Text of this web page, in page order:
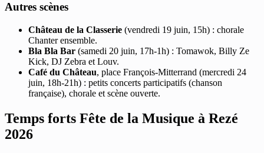
Autres scènes
Château de la Classerie (vendredi 19 juin, 15h) : chorale
Chanter ensemble.
Bla Bla Bar (samedi 20 juin, 17h-1h) : Tomawok, Billy Ze
Kick, DJ Zebra et Louv.
Café du Château, place François-Mitterrand (mercredi 24
juin, 18h-21h) : petits concerts participatifs (chanson
française), chorale et scène ouverte.
Temps forts Fête de la Musique à Rezé
2026